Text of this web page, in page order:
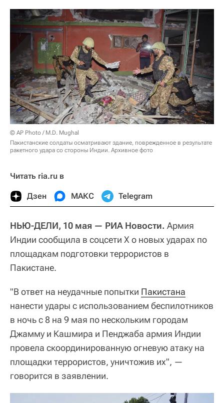
© AP Photo / M.D. Mughal
Пакистанские солдаты осматривают здание, поврежденное в результате
ракетного удара со стороны Индии. Архивное фото
Читать ria.ru в
Дзен МАКС Telegram
НЬЮ-ДЕЛИ, 10 мая — РИА Новости. Армия
Индии сообщила в соцсети X о новых ударах по
площадкам подготовки террористов в
Пакистане.
"В ответ на неудачные попытки Пакистана
нанести удары с использованием беспилотников
в ночь с 8 на 9 мая по нескольким городам
Джамму и Кашмира и Пенджаба армия Индии
провела скоординированную огневую атаку на
площадки террористов, уничтожив их", —
говорится в заявлении.